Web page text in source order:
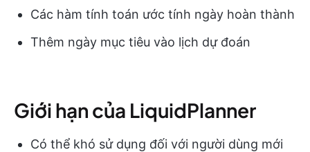
Các hàm tính toán ước tính ngày hoàn thành
Thêm ngày mục tiêu vào lịch dự đoán
Giới hạn của LiquidPlanner
Có thể khó sử dụng đối với người dùng mới